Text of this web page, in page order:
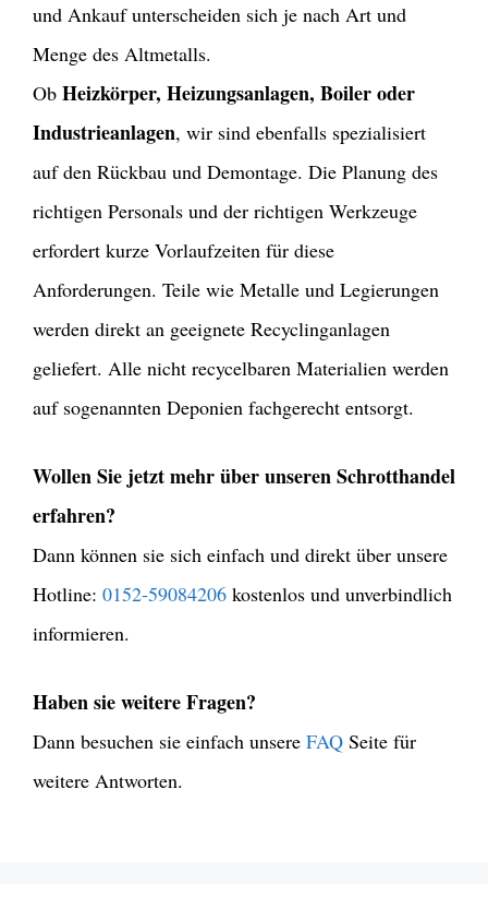
und Ankauf unterscheiden sich je nach Art und
Menge des Altmetalls.
Ob Heizkörper, Heizungsanlagen, Boiler oder
Industrieanlagen, wir sind ebenfalls spezialisiert
auf den Rückbau und Demontage. Die Planung des
richtigen Personals und der richtigen Werkzeuge
erfordert kurze Vorlaufzeiten für diese
Anforderungen. Teile wie Metalle und Legierungen
werden direkt an geeignete Recyclinganlagen
geliefert. Alle nicht recycelbaren Materialien werden
auf sogenannten Deponien fachgerecht entsorgt.
Wollen Sie jetzt mehr über unseren Schrotthandel
erfahren?
Dann können sie sich einfach und direkt über unsere
Hotline: 0152-59084206 kostenlos und unverbindlich
informieren.
Haben sie weitere Fragen?
Dann besuchen sie einfach unsere FAQ Seite für
weitere Antworten.